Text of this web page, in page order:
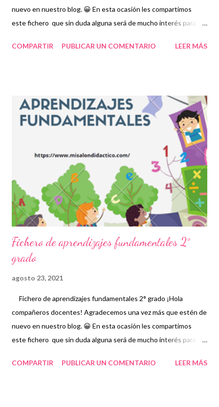
nuevo en nuestro blog. 😀 En esta ocasión les compartimos
este fichero que sin duda alguna será de mucho interés para
herramienta didáctica que tiene como propósito fomentar
proceso de enseñanza en educación básica. Los ficheros de
aprendizajes fundamentales, como su nombre lo indica, contiene
información, prácticas y elementos fundamentales para que los
niños puedan equilibrar su formación sobre todo ahora que la
pandemia nos ha retrasado en diversas acciones que
habitualmente se ejemplificaban de mejor manera cuando las
clases eran presenciales. Nuevamente nuestro reconocimiento
y agradecimiento a los autores de est...
COMPARTIR PUBLICAR UN COMENTARIO LEER MÁS
Fichero de aprendizajes fundamentales 2°
grado
agosto 23, 2021
Fichero de aprendizajes fundamentales 2° grado ¡Hola
compañeros docentes! Agradecemos una vez más que estén de
nuevo en nuestro blog. 😀 En esta ocasión les compartimos
este fichero que sin duda alguna será de mucho interés para
herramienta didáctica que tiene como propósito fomentar
COMPARTIR PUBLICAR UN COMENTARIO LEER MÁS